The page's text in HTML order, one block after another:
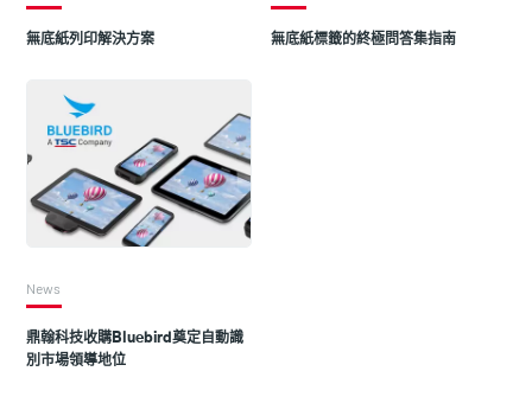
無底紙列印解決方案 無底紙標籤的終極問答集指南
News
鼎翰科技收購Bluebird奠定自動識
別市場領導地位